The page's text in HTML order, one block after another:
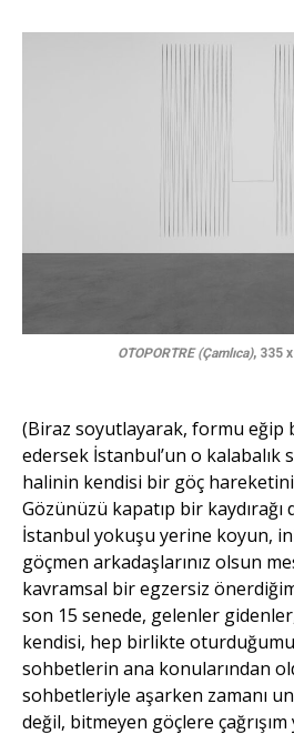
OTOPORTRE (Çamlıca), 335
(Biraz soyutlayarak, formu eğip
edersek İstanbul’un o kalabalık
halinin kendisi bir göç
Gözünüzü kapatıp bir
İstanbul yokuşu yerine koyun,
göçmen arkadaşlarınız olsun
kavramsal bir egzersiz
son 15 senede, gelenler
kendisi, hep birlikte
sohbetlerin ana konularından
sohbetleriyle aşarken zamanı
değil, bitmeyen göçlere çağrışım